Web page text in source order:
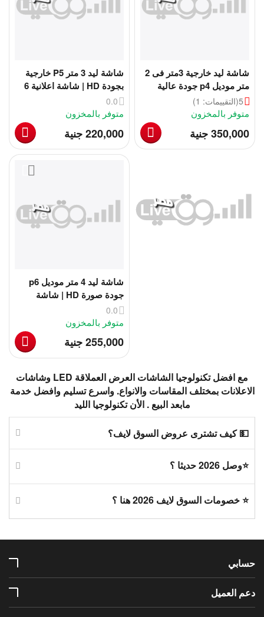
شاشة ليد خارجية 3متر فى 2
متر موديل p4 جودة عالية
اعلانية 6 متر بجودة 4K
5(التقييمات: 1)
متوفر بالمخزون
جنية350,000
شاشة ليد 3 متر P5 خارجية
بجودة HD | شاشة اعلانية 6
متر بجودة HD
0.0
متوفر بالمخزون
جنية‎220,000
شاشة ليد 4 متر موديل p6
جودة صورة HD | شاشة
اعلانية 4 * 3 متر بجودة HD
0.0
متوفر بالمخزون
جنية‎255,000
مع افضل تكنولوجيا الشاشات العرض العملاقة LED وشاشات
الاعلانات بمختلف المقاسات والانواع. واسرع تسليم وافضل خدمة
مابعد البيع . الأن تكنولوجيا الليد
💵 كيف تشترى عروض السوق لايف؟
⭐وصل 2026 حديثا ؟
⭐ خصومات السوق لايف 2026 هنا ؟
حسابي
دعم العميل